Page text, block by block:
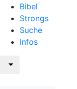
Bibel
Strongs
Suche
Infos